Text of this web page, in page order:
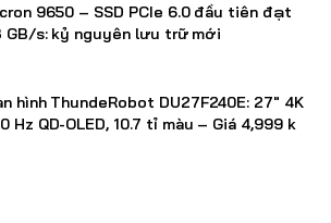
9650 – SSD PCIe 6.0 đầu tiên đạt
GB/s: kỷ nguyên lưu trữ mới
hình ThundeRobot DU27F240E: 27" 4K
Hz QD-OLED, 10.7 tỉ màu – Giá 4,999 k